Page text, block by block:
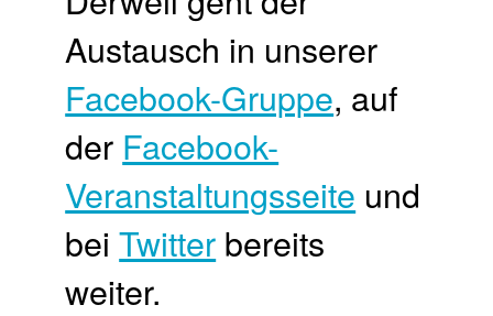
Austausch in unserer
Facebook-Gruppe, auf
der Facebook-
Veranstaltungsseite und
beiTwitter bereits
weiter.